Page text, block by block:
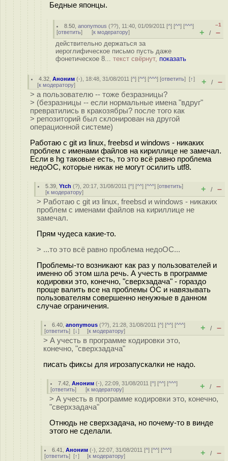
Бедные японцы.
8.50 ,anonymous (??), 11:40, 01/09/2011 [^] [^^] [^^^]
[ответить] [к модератору]
–1
+ / –
действительно держаться за
иероглифическое письмо пусть даже
фонетическое 8... текст свёрнут, показать
4.32 ,Аноним (-), 18:48, 31/08/2011 [^] [^^] [^^^] [ответить][↑]
[к модератору] + / –
> а пользователю -- тоже безразницы?
> (безразницы -- если нормальные имена "вдруг"
превратились в кракозябры? после того как
> репозиторий был склонирован на другой
операционной системе)
Работаю с git из linux, freebsd и windows - никаких
проблем с именами файлов на кириллице не замечал.
Если в hg таковые есть, то это всё равно проблема
недоОС, которые никак не могут осилить utf8.
5.39 ,Ytch (?), 20:17, 31/08/2011 [^] [^^] [^^^] [ответить]
[к модератору] + / –
> Работаю с git из linux, freebsd и windows - никаких
проблем с именами файлов на кириллице не
замечал.
Прям чудеса какие-то.
> ...то это всё равно проблема недоОС...
Проблемы-то возникают как раз у пользователей и
именно об этом шла речь. А учесть в программе
кодировки это, конечно, "сверхзадача" - гораздо
проще валить все на проблемы ОС и навязывать
пользователям совершенно ненужные в данном
случае ограничения.
6.40 ,anonymous (??), 21:28, 31/08/2011 [^] [^^] [^^^]
[ответить] [↓] [к модератору] + / –
> А учесть в программе кодировки это,
конечно, "сверхзадача"
писать фиксы для игрозапускалки не надо.
7.42 ,Аноним (-), 22:09, 31/08/2011 [^] [^^] [^^^]
[ответить] [к модератору] + / –
> А учесть в программе кодировки это, конечно,
"сверхзадача"
Отнюдь не сверхзадача, но почему-то в винде
этого не сделали.
6.41 ,Аноним (-), 22:07, 31/08/2011 [^] [^^] [^^^]
[ответить] [↑] [к модератору] + / –